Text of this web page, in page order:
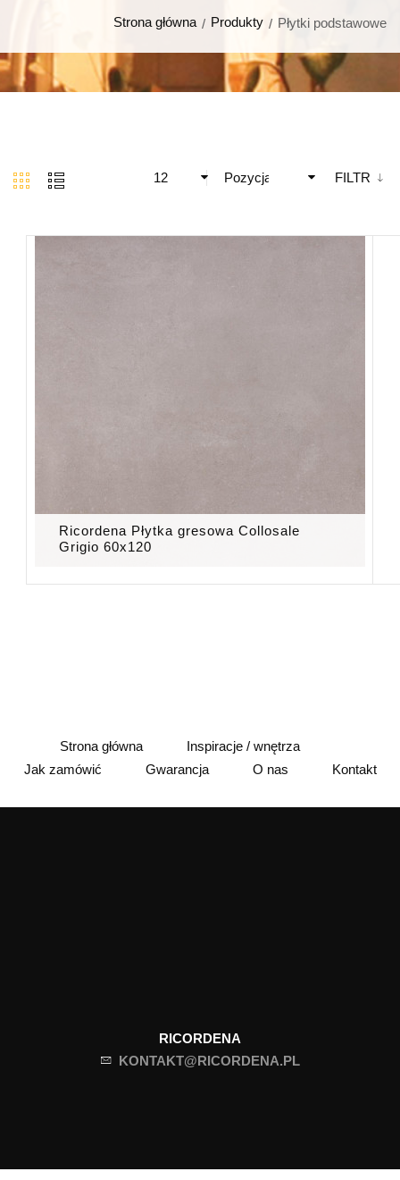
Strona główna Produkty Płytki podstawowe
Pozycja FILTR
12
Ricordena Płytka gresowa Collosale
Grigio 60x120
Strona główna
Inspiracje / wnętrza
Jak zamówić
Gwarancja O nas Kontakt
RICORDENA
KONTAKT@RICORDENA.PL